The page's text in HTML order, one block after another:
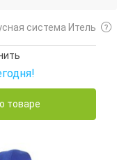
система Итель
товаре